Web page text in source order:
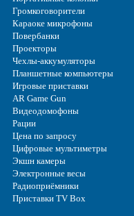
Громкоговорители
Караоке микрофоны
Повербанки
Проекторы
Чехлы-аккумуляторы
Планшетные компьютеры
Игровые приставки
AR Game Gun
Видеодомофоны
Рации
Цена по запросу
Цифровые мультиметры
Экшн камеры
Электронные весы
Радиоприёмники
Приставки TV Box